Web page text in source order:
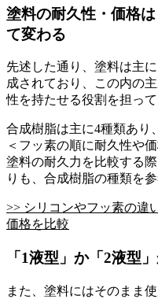
塗料の耐久性・価格
て変わる
先述した通り、塗料は主
成されており、この内の
性を持たせる役割を担って
合成樹脂は主に4種類あり
＜フッ素の順に耐久性や
塗料の耐久力を比較する
りも、合成樹脂の種類を
>> シリコンやフッ素の違
価格を比較
「1液型」か「2液型
また、塗料にはそのまま